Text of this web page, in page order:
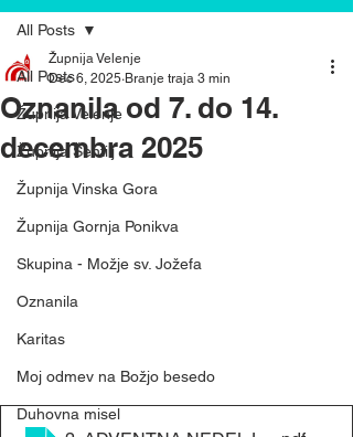
All Posts
Župnija Velenje
Župnija Šentilj
Župnija Vinska Gora
Župnija Gornja Ponikva
Skupina - Možje sv. Jožefa
Oznanila
Karitas
Moj odmev na Božjo besedo
Duhovna misel
All Posts
Oznanila od 7. do 14.
decembra 2025
Župnija Velenje
Dec 6, 2025 Branje traja 3 min